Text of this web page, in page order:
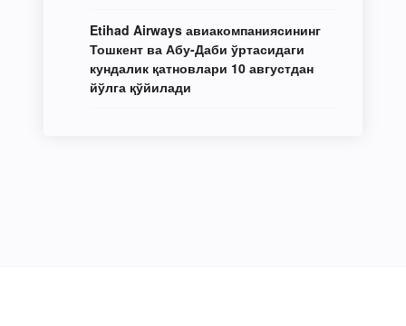
Etihad Airways авиакомпаниясининг
Тошкент ва Абу-Даби ўртасидаги
кундалик қатновлари 10 августдан
йўлга қўйилади